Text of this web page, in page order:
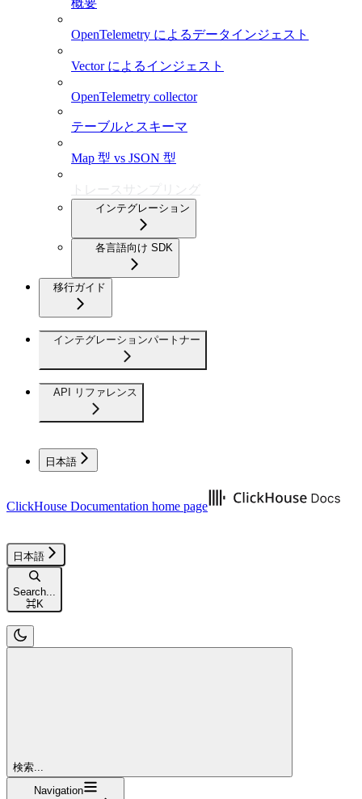
概要
OpenTelemetry によるデータインジェスト
Vector によるインジェスト
OpenTelemetry collector
テーブルとスキーマ
Map 型 vs JSON 型
トレースサンプリング
インテグレーション
各言語向け SDK
移行ガイド
インテグレーションパートナー
API リファレンス
日本語
ClickHouse Documentation home page
日本語
Search...
⌘K
検索...
Navigation